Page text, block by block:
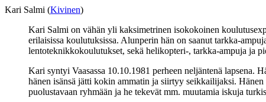
Kari Salmi (Kivinen)
Kari Salmi on vähän yli kaksimetrinen isokokoinen
erilaisissa koulutuksissa. Alunperin hän on saanut tarkka-
lentoteknikkokoulutukset, sekä helikopteri-, tarkka-ampuja ja
Kari syntyi Vaasassa 10.10.1981 perheen neljäntenä lapsena.
hänen isänsä jätti kokin ammatin ja siirtyy seikkailijaksi.
puolustavaan ryhmään ja he tekevät mm. muutamia iskuja